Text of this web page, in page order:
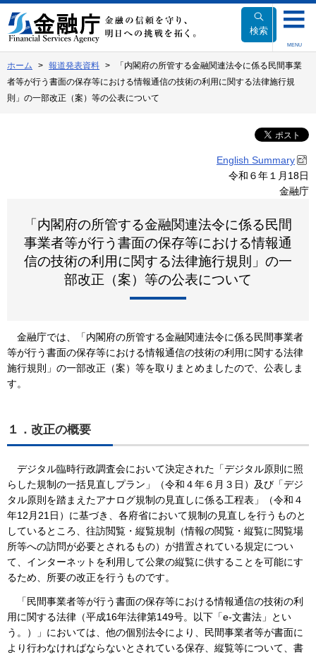
文
へ
動
検索
MENU
ホーム 報道発表資料
「内閣府の所管する金融関連法令に係る民間事業
者等が行う書面の保存等における情報通信の技術の利用に関する法律施行規
則」の一部改正（案）等の公表について
English Summary
令和６年１月18日
金融庁
「内閣府の所管する金融関連法令に係る民間
事業者等が行う書面の保存等における情報通
信の技術の利用に関する法律施行規則」の一
部改正（案）等の公表について
金融庁では、「内閣府の所管する金融関連法令に係る民間事業者
等が行う書面の保存等における情報通信の技術の利用に関する法律
施行規則」の一部改正（案）等を取りまとめましたので、公表しま
す。
１．改正の概要
デジタル臨時行政調査会において決定された「デジタル原則に照
らした規制の一括見直しプラン」（令和４年６月３日）及び「デジ
タル原則を踏まえたアナログ規制の見直しに係る工程表」（令和４
年12月21日）に基づき、各府省において規制の見直しを行うものと
しているところ、往訪閲覧・縦覧規制（情報の閲覧・縦覧に閲覧場
所等への訪問が必要とされるもの）が措置されている規定につい
て、インターネットを利用して公衆の縦覧に供することを可能にす
るため、所要の改正を行うものです。
「民間事業者等が行う書面の保存等における情報通信の技術の利
用に関する法律（平成16年法律第149号。以下「e-文書法」とい
う。）」においては、他の個別法令により、民間事業者等が書面に
より行わなければならないとされている保存、縦覧等について、書